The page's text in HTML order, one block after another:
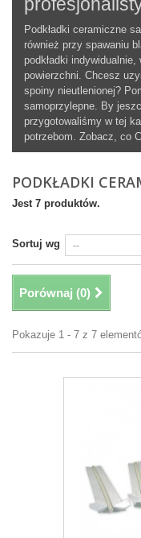
Podkładki ceramiczne
również przy spawaniu
podkładki
powierzchni. Chcesz
spoiny nieutlenionej?
samoprzylepne. By
przygotowaliśmy w tej
potrzebom. Zobacz, co
PODKŁADKI
Jest 7 produktów.
Sortuj wg
Porównaj (0)
Pokazuje 1 - 7 z 7